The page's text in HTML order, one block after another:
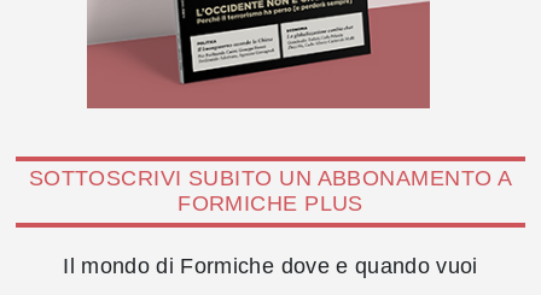
SOTTOSCRIVI SUBITO UN ABBONAMENTO A
FORMICHE PLUS
Il mondo di Formiche dove e quando vuoi